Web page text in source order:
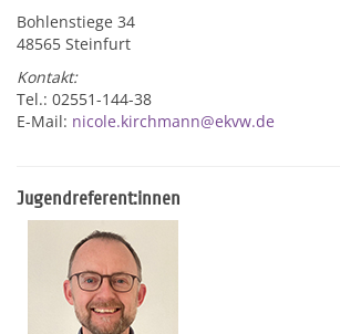
Bohlenstiege 34
48565 Steinfurt
Kontakt:
Tel.: 02551-144-38
E-Mail: nicole.kirchmann@ekvw.de
Jugendreferent:innen